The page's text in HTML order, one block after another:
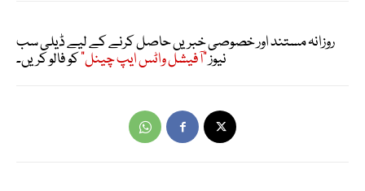
روزانہ مستند اور خصوصی خبریں حاصل کرنے کے لیے ڈیلی سب
نیوز"آفیشل واٹس ایپ چینل"کو فالو کریں۔